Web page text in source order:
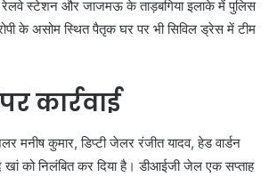
रेलवे स्टेशन और जाजमऊ के ताड़बगिया इलाके में पुलिस
के असोम स्थित पैतृक घर पर भी सिविल ड्रेस में टीम
कार्रवाई
मनीष कुमार, डिप्टी जेलर रंजीत यादव, हेड वार्डन
खां को निलंबित कर दिया है। डीआईजी जेल एक सप्ताह